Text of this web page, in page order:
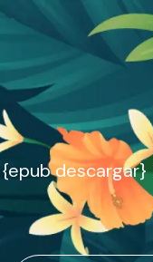
{epub descargar}